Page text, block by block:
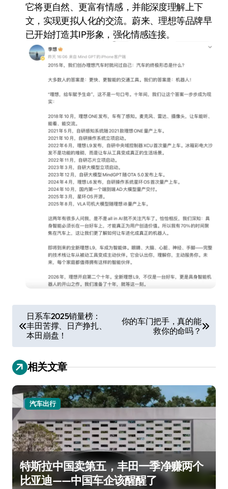
它将更自然、更富有情感，并能深度理解上下
文，实现更拟人化的交流。蔚来、理想等品牌早
已开始打造其IP形象，强化情感连接。
章
导
航
日系车2025销量榜：
丰田苦撑、日产挣扎、
本田崩盘！
你的车门把手，真的能
救你的命吗？
相关文章
汽车出行
特斯拉中国卖第五，丰田一季净赚两个
比亚迪——中国车企该醒醒了